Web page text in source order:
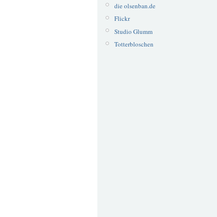
die olsenban.de
Flickr
Studio Glumm
Totterbloschen